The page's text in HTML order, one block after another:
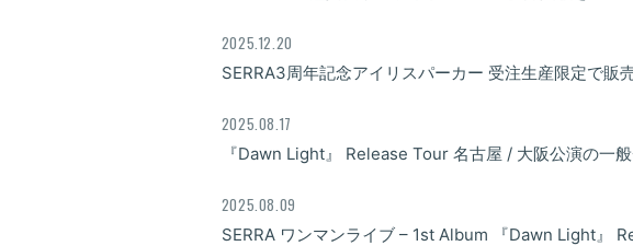
2025.12.20
SERRA3周年記念アイリスパーカー 受注生産限定で販
2025.08.17
『Dawn Light』 Release Tour 名古屋 / 大阪公演の一
2025.08.09
SERRA ワンマンライブ – 1st Album 『Dawn Light』